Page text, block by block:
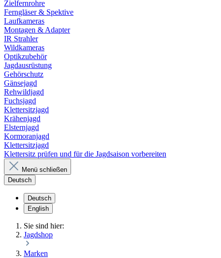
Zielfernrohre
Ferngläser & Spektive
Laufkameras
Montagen & Adapter
IR Strahler
Wildkameras
Optikzubehör
Jagdausrüstung
Gehörschutz
Gänsejagd
Rehwildjagd
Fuchsjagd
Klettersitzjagd
Krähenjagd
Elsternjagd
Kormoranjagd
Klettersitzjagd
Klettersitz prüfen und für die Jagdsaison vorbereiten
Menü schließen
Deutsch
Deutsch
English
Sie sind hier:
Jagdshop
Marken